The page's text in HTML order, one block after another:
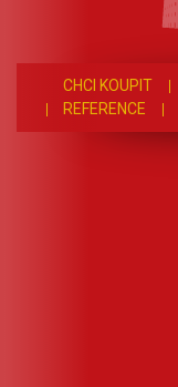
CHCI KOUPIT
REFERENCE